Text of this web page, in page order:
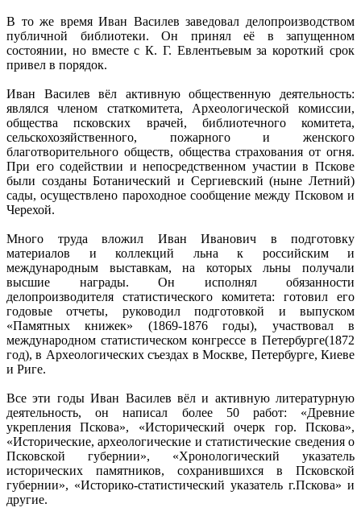
В то же время Иван Василев заведовал делопроизводством
публичной библиотеки. Он принял её в запущенном
состоянии, но вместе с К. Г. Евлентьевым за короткий срок
привел в порядок.
Иван Василев вёл активную общественную деятельность:
являлся членом статкомитета, Археологической комиссии,
общества псковских врачей, библиотечного комитета,
сельскохозяйственного, пожарного и женского
благотворительного обществ, общества страхования от огня.
При его содействии и непосредственном участии в Пскове
были созданы Ботанический и Сергиевский (ныне Летний)
сады, осуществлено пароходное сообщение между Псковом и
Черехой.
Много труда вложил Иван Иванович в подготовку
материалов и коллекций льна к российским и
международным выставкам, на которых льны получали
высшие награды. Он исполнял обязанности
делопроизводителя статистического комитета: готовил его
годовые отчеты, руководил подготовкой и выпуском
«Памятных книжек» (1869-1876 годы), участвовал в
международном статистическом конгрессе в Петербурге(1872
год), в Археологических съездах в Москве, Петербурге, Киеве
и Риге.
Все эти годы Иван Василев вёл и активную литературную
деятельность, он написал более 50 работ: «Древние
укрепления Пскова», «Исторический очерк гор. Пскова»,
«Исторические, археологические и статистические сведения о
Псковской губернии», «Хронологический указатель
исторических памятников, сохранившихся в Псковской
губернии», «Историко-статистический указатель г.Пскова» и
другие.